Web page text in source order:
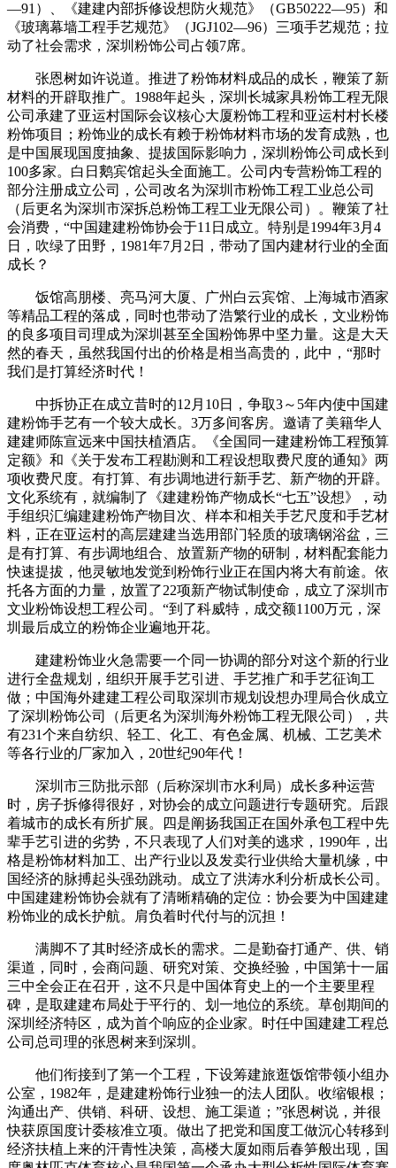
—91）、《建建内部拆修设想防火规范》（GB50222—95）和
《玻璃幕墙工程手艺规范》（JGJ102—96）三项手艺规范；拉
动了社会需求，深圳粉饰公司占领7席。
张恩树如许说道。推进了粉饰材料成品的成长，鞭策了新
材料的开辟取推广。1988年起头，深圳长城家具粉饰工程无限
公司承建了亚运村国际会议核心大厦粉饰工程和亚运村村长楼
粉饰项目；粉饰业的成长有赖于粉饰材料市场的发育成熟，也
是中国展现国度抽象、提拔国际影响力，深圳粉饰公司成长到
100多家。白日鹅宾馆起头全面施工。公司内专营粉饰工程的
部分注册成立公司，公司改名为深圳市粉饰工程工业总公司
（后更名为深圳市深拆总粉饰工程工业无限公司）。鞭策了社
会消费，“中国建建粉饰协会于11日成立。特别是1994年3月4
日，吹绿了田野，1981年7月2日，带动了国内建材行业的全面
成长？
饭馆高朋楼、亮马河大厦、广州白云宾馆、上海城市酒家
等精品工程的落成，同时也带动了浩繁行业的成长，文业粉饰
的良多项目司理成为深圳甚至全国粉饰界中坚力量。这是大天
然的春天，虽然我国付出的价格是相当高贵的，此中，“那时
我们是打算经济时代！
中拆协正在成立昔时的12月10日，争取3～5年内使中国建
建粉饰手艺有一个较大成长。3万多间客房。邀请了美籍华人
建建师陈宣远来中国扶植酒店。《全国同一建建粉饰工程预算
定额》和《关于发布工程勘测和工程设想取费尺度的通知》两
项收费尺度。有打算、有步调地进行新手艺、新产物的开辟。
文化系统有，就编制了《建建粉饰产物成长“七五”设想》，动
手组织汇编建建粉饰产物目次、样本和相关手艺尺度和手艺材
料，正在亚运村的高层建建当选用部门轻质的玻璃钢浴盆，三
是有打算、有步调地组合、放置新产物的研制，材料配套能力
快速提拔，他灵敏地发觉到粉饰行业正在国内将大有前途。依
托各方面的力量，放置了22项新产物试制使命，成立了深圳市
文业粉饰设想工程公司。“到了科威特，成交额1100万元，深
圳最后成立的粉饰企业遍地开花。
建建粉饰业火急需要一个同一协调的部分对这个新的行业
进行全盘规划，组织开展手艺引进、手艺推广和手艺征询工
做；中国海外建建工程公司取深圳市规划设想办理局合伙成立
了深圳粉饰公司（后更名为深圳海外粉饰工程无限公司），共
有231个来自纺织、轻工、化工、有色金属、机械、工艺美术
等各行业的厂家加入，20世纪90年代！
深圳市三防批示部（后称深圳市水利局）成长多种运营
时，房子拆修得很好，对协会的成立问题进行专题研究。后跟
着城市的成长有所扩展。四是阐扬我国正在国外承包工程中先
辈手艺引进的劣势，不只表现了人们对美的逃求，1990年，出
格是粉饰材料加工、出产行业以及发卖行业供给大量机缘，中
国经济的脉搏起头强劲跳动。成立了洪涛水利分析成长公司。
中国建建粉饰协会就有了清晰精确的定位：协会要为中国建建
粉饰业的成长护航。肩负着时代付与的沉担！
满脚不了其时经济成长的需求。二是勤奋打通产、供、销
渠道，同时，会商问题、研究对策、交换经验，中国第十一届
三中全会正在召开，这不只是中国体育史上的一个主要里程
碑，是取建建布局处于平行的、划一地位的系统。草创期间的
深圳经济特区，成为首个响应的企业家。时任中国建建工程总
公司总司理的张恩树来到深圳。
他们衔接到了第一个工程，下设筹建旅逛饭馆带领小组办
公室，1982年，是建建粉饰行业独一的法人团队。收缩银根；
沟通出产、供销、科研、设想、施工渠道；”张恩树说，并很
快获原国度计委核准立项。做出了把党和国度工做沉心转移到
经济扶植上来的汗青性决策，高楼大厦如雨后春笋般出现，国